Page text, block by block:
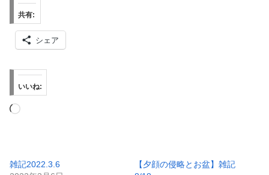
共有:
シェア
いいね:
読
み
雑記2022.3.6
【夕顔の侵略とお盆】雑記